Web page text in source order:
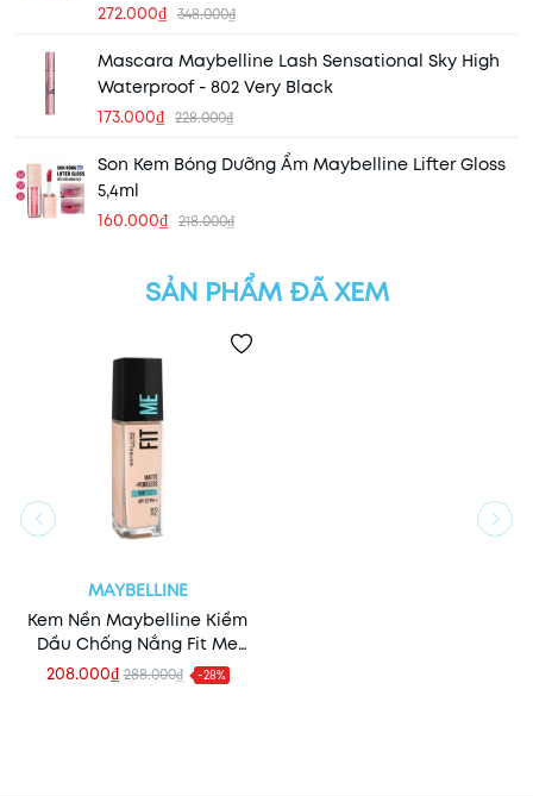
272.000₫ 348.000₫
Mascara Maybelline Lash Sensational Sky High
Waterproof - 802 Very Black
173.000₫ 228.000₫
Son Kem Bóng Dưỡng Ẩm Maybelline Lifter Gloss
5,4ml
160.000₫ 218.000₫
SẢN PHẨM ĐÃ XEM
MAYBELLINE
Kem Nền Maybelline Kiềm
Dầu Chống Nắng Fit Me
Matte+Poreless
Foundation SPF22 (Mẫu
208.000₫ 288.000₫ -28%